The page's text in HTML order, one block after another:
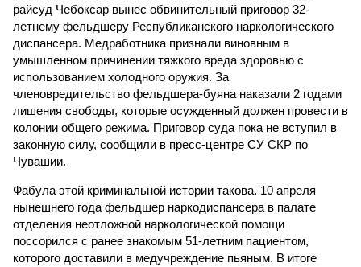
райсуд Чебоксар вынес обвинительный приговор 32-
летнему фельдшеру Республиканского наркологического
диспансера. Медработника признали виновным в
умышленном причинении тяжкого вреда здоровью с
использованием холодного оружия. За
членовредительство фельдшера-буяна наказали 2 годами
лишения свободы, которые осужденный должен провести в
колонии общего режима. Приговор суда пока не вступил в
законную силу, сообщили в пресс-центре СУ СКР по
Чувашии.
Фабула этой криминальной истории такова. 10 апреля
нынешнего года фельдшер наркодиспансера в палате
отделения неотложной наркологической помощи
поссорился с ранее знакомым 51-летним пациентом,
которого доставили в медучреждение пьяным. В итоге